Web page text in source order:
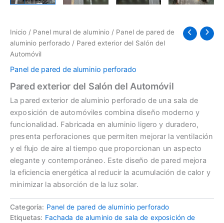
Inicio / Panel mural de aluminio / Panel de pared de
aluminio perforado / Pared exterior del Salón del
Automóvil
Panel de pared de aluminio perforado
Pared exterior del Salón del Automóvil
La pared exterior de aluminio perforado de una sala de
exposición de automóviles combina diseño moderno y
funcionalidad. Fabricada en aluminio ligero y duradero,
presenta perforaciones que permiten mejorar la ventilación
y el flujo de aire al tiempo que proporcionan un aspecto
elegante y contemporáneo. Este diseño de pared mejora
la eficiencia energética al reducir la acumulación de calor y
minimizar la absorción de la luz solar.
Categoría: Panel de pared de aluminio perforado
Etiquetas: Fachada de aluminio de sala de exposición de